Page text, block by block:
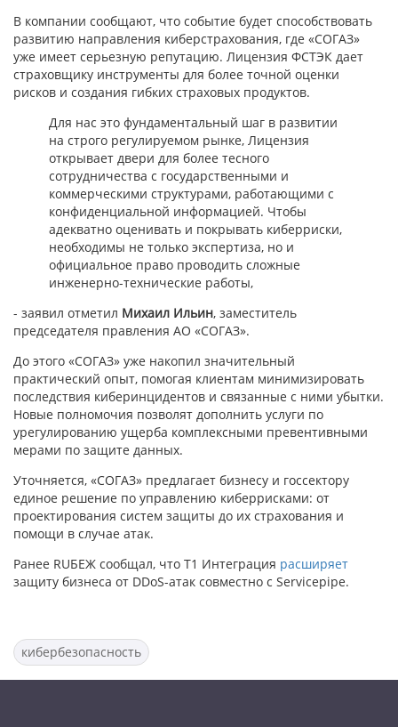
В компании сообщают, что событие будет способствовать
развитию направления киберстрахования, где «СОГАЗ»
уже имеет серьезную репутацию. Лицензия ФСТЭК дает
страховщику инструменты для более точной оценки
рисков и создания гибких страховых продуктов.
Для нас это фундаментальный шаг в развитии
на строго регулируемом рынке, Лицензия
открывает двери для более тесного
сотрудничества с государственными и
коммерческими структурами, работающими с
конфиденциальной информацией. Чтобы
адекватно оценивать и покрывать киберриски,
необходимы не только экспертиза, но и
официальное право проводить сложные
инженерно-технические работы,
- заявил отметил Михаил Ильин, заместитель
председателя правления АО «СОГАЗ».
До этого «СОГАЗ» уже накопил значительный
практический опыт, помогая клиентам минимизировать
последствия киберинцидентов и связанные с ними убытки.
Новые полномочия позволят дополнить услуги по
урегулированию ущерба комплексными превентивными
мерами по защите данных.
Уточняется, «СОГАЗ» предлагает бизнесу и госсектору
единое решение по управлению киберрисками: от
проектирования систем защиты до их страхования и
помощи в случае атак.
Ранее RUБЕЖ сообщал, что Т1 Интеграция расширяет
защиту бизнеса от DDoS-атак совместно с Servicepipe.
кибербезопасность